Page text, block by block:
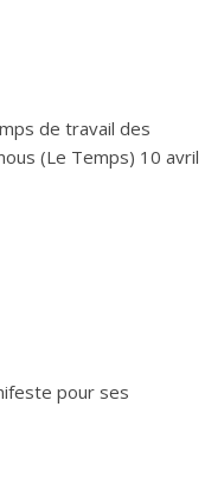
de travail des
(Le Temps) 10 avril
pour ses